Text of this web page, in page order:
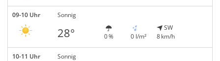
09-10 Uhr Sonnig
28° 0 % 0 l/m²
SW
8 km/h
10-11 Uhr Sonnig